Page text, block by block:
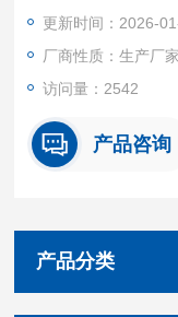
更新时间：2026-
厂商性质：生产厂家
访问量：2542
产品咨询
产品分类